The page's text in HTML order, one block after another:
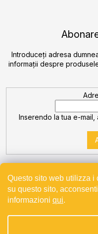
Questo sito web utilizza
su questo sito,
informazioni qui.
Introduceţi adresa
informaţii despre
Inserendo la tua e-mail,